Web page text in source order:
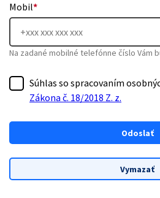
Mobil*
Na zadané mobilné telefónne číslo Vám
Súhlas so spracovaním
Zákona č. 18/2018 Z. z.